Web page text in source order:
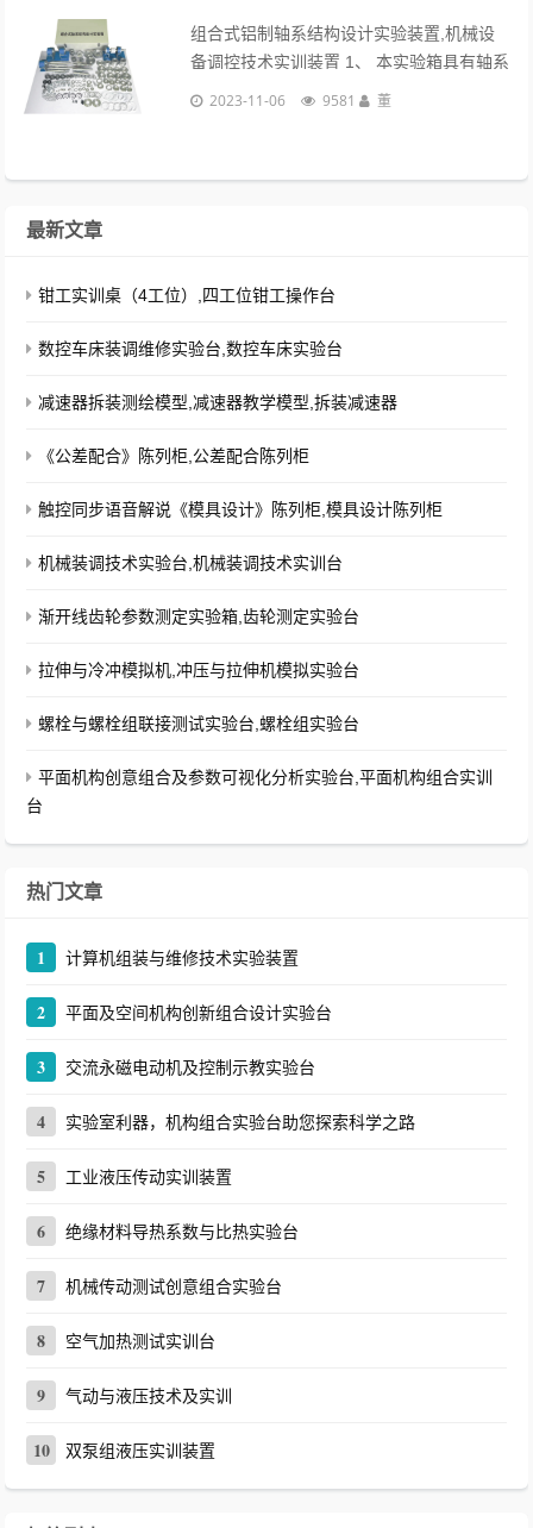
组合式铝制轴系结构设计实验装置,机械设
备调控技术实训装置 1、 本实验箱具有轴系
结构设计和轴系结构分析两大实验功能，培
灵活......
2023-11-06 9581 董
最新文章
钳工实训桌（4工位）,四工位钳工操作台
数控车床装调维修实验台,数控车床实验台
减速器拆装测绘模型,减速器教学模型,拆装减速器
《公差配合》陈列柜,公差配合陈列柜
触控同步语音解说《模具设计》陈列柜,模具设计陈列柜
机械装调技术实验台,机械装调技术实训台
渐开线齿轮参数测定实验箱,齿轮测定实验台
拉伸与冷冲模拟机,冲压与拉伸机模拟实验台
螺栓与螺栓组联接测试实验台,螺栓组实验台
平面机构创意组合及参数可视化分析实验台,平面机构组合实训
台
热门文章
1 计算机组装与维修技术实验装置
2 平面及空间机构创新组合设计实验台
3 交流永磁电动机及控制示教实验台
4 实验室利器，机构组合实验台助您探索科学之路
5 工业液压传动实训装置
6 绝缘材料导热系数与比热实验台
7 机械传动测试创意组合实验台
8 空气加热测试实训台
9 气动与液压技术及实训
10 双泵组液压实训装置